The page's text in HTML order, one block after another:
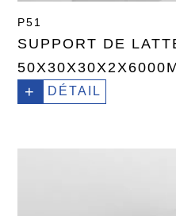
P51
SUPPORT DE
+ DÉTAIL